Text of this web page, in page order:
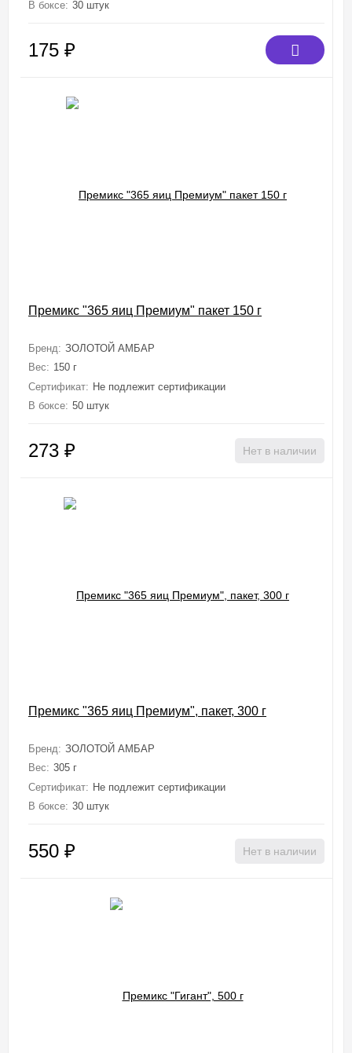
В боксе: 30 штук
175 ₽
Премикс "365 яиц Премиум" пакет 150 г
Бренд: ЗОЛОТОЙ АМБАР
Вес: 150 г
Сертификат: Не подлежит сертификации
В боксе: 50 штук
273 ₽ Нет в наличии
Премикс "365 яиц Премиум", пакет, 300 г
Бренд: ЗОЛОТОЙ АМБАР
Вес: 305 г
Сертификат: Не подлежит сертификации
В боксе: 30 штук
550 ₽ Нет в наличии